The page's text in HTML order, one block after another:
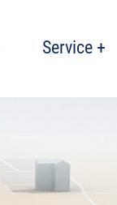
Service +